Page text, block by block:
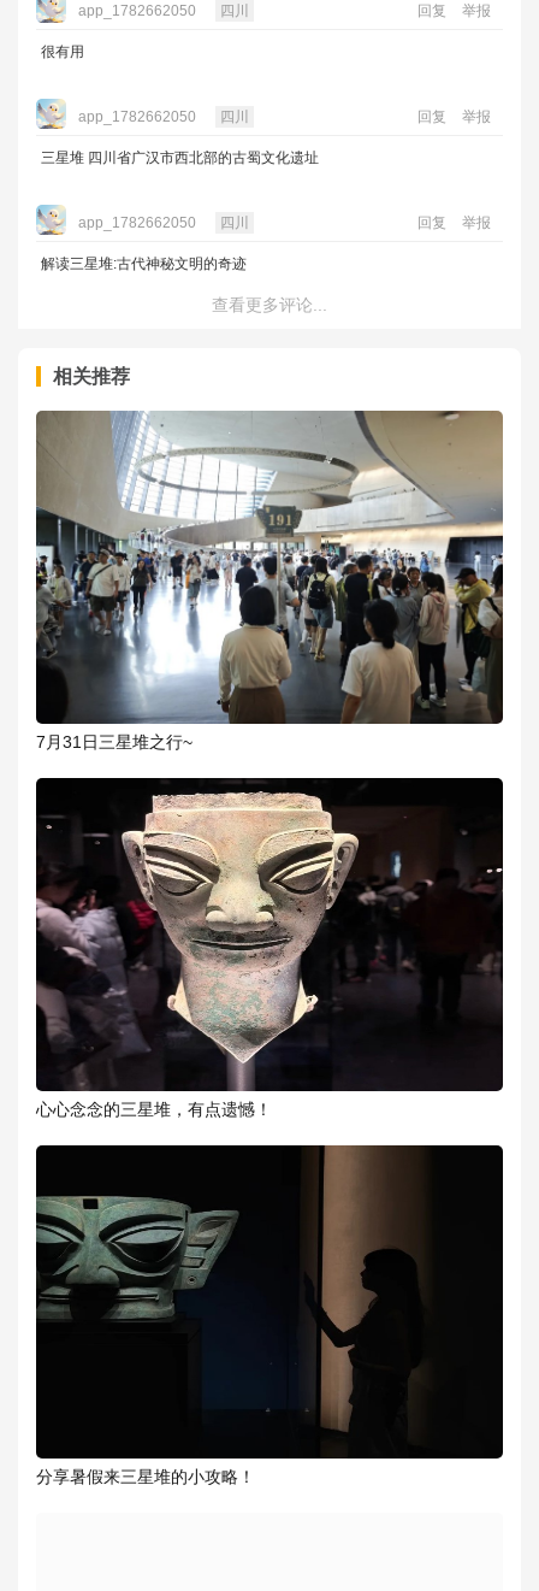
app_1782662050 四川 回复 举报
很有用
app_1782662050 四川 回复 举报
三星堆 四川省广汉市西北部的古蜀文化遗址
app_1782662050 四川 回复 举报
解读三星堆:古代神秘文明的奇迹
查看更多评论...
相关推荐
7月31日三星堆之行~
心心念念的三星堆，有点遗憾！
分享暑假来三星堆的小攻略！